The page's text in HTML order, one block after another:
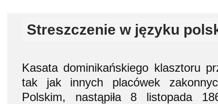
Streszczenie w języku
Kasata dominikańskiego klasztoru
tak jak innych placówek
Polskim, nastąpiła 8 listopada